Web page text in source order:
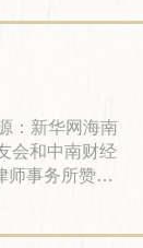
：新华网海南
师事务所赞助